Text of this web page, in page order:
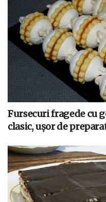
Fursecuri fragede cu
clasic, ușor de